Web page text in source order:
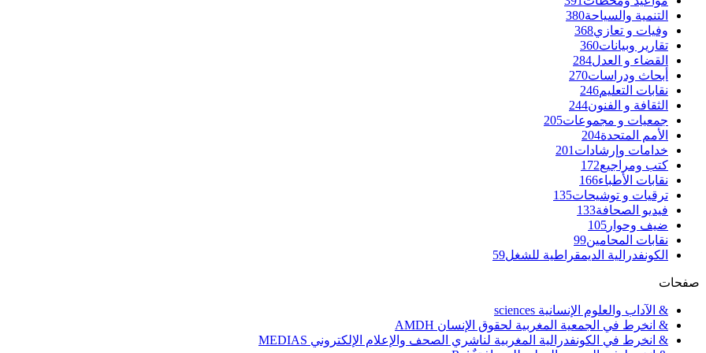
التنمية والسياحة380
وفيات و تعازي368
تقارير وبيانات360
القضاء و العدل284
أبحاث ودراسات270
نقابات التعليم246
الثقافة و الفنون244
جمعيات و مجموعات205
الأمم المتحدة204
خدامات وإرشادات 201
كتب ومراجيع172
نقابات الأطباء166
ترقيات و توشيحات135
فيديو الصحافة133
ضيف وحوار 105
نقابات المحامين99
الكونفدرالية الديمقراطية للشغل59
صفحات
& الآداب والعلوم الإنسانية sciences
& انخرط في الجمعية المغربية لحقوق الإنسان AMDH
& انخرط في الكونفدرالية المغربية لناشري الصحف والإعلام الإلكتروني MEDIAS